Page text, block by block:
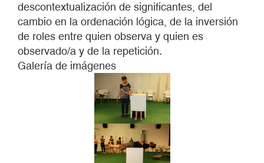
descontextualización de significantes, del
cambio en la ordenación lógica, de la inversión
de roles entre quien observa y quien es
observado/a y de la repetición.
Galería de imágenes